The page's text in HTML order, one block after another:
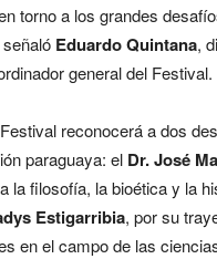
torno a los grandes
Eduardo Quintana,
general del Festival.
reconocerá a dos
paraguaya: el Dr. José
la filosofía, la bioética y la
Estigarribia, por su
en el campo de las